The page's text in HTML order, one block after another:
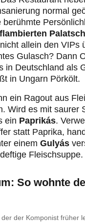
normal
berühmte
flambierten
allein den VIPs
Gulasch? Dann
in Deutschland als
in Ungarn Pörkölt.
ein Ragout aus
Wird es mit saurer
ein Paprikás.
statt Paprika,
einem Gulyás
Fleischsuppe.
So wohnte
der Komponist früher